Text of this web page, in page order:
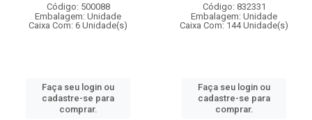
Código: 500088
Embalagem: Unidade
Caixa Com: 6 Unidade(s)
Faça seu login ou
cadastre-se para
comprar.
Código: 832331
Embalagem: Unidade
Caixa Com: 144 Unidade(s)
Faça seu login ou
cadastre-se para
comprar.